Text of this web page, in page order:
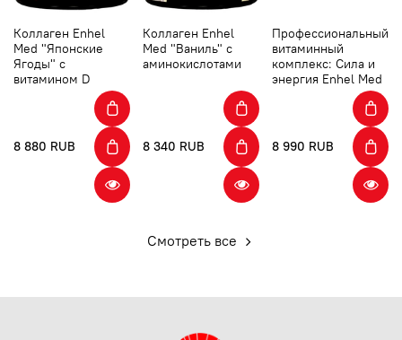
Коллаген Enhel
Med "Японские
Ягоды" с
витамином D
8 880 RUB
Коллаген Enhel
Med "Ваниль" с
аминокислотами
8 340 RUB
Профессиональный
витаминный
комплекс: Сила и
энергия Enhel Med
8 990 RUB
Смотреть все